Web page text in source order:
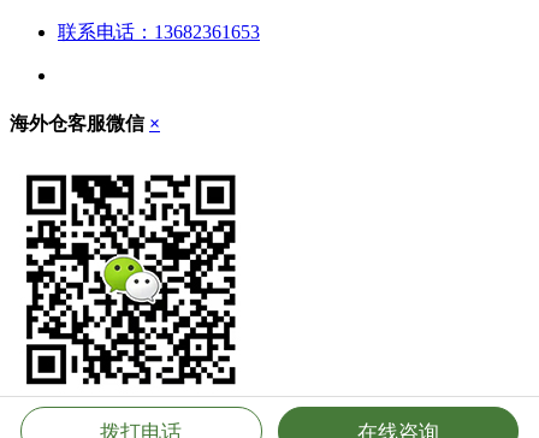
联系电话：13682361653
海外仓客服微信 ×
拨打电话 在线咨询